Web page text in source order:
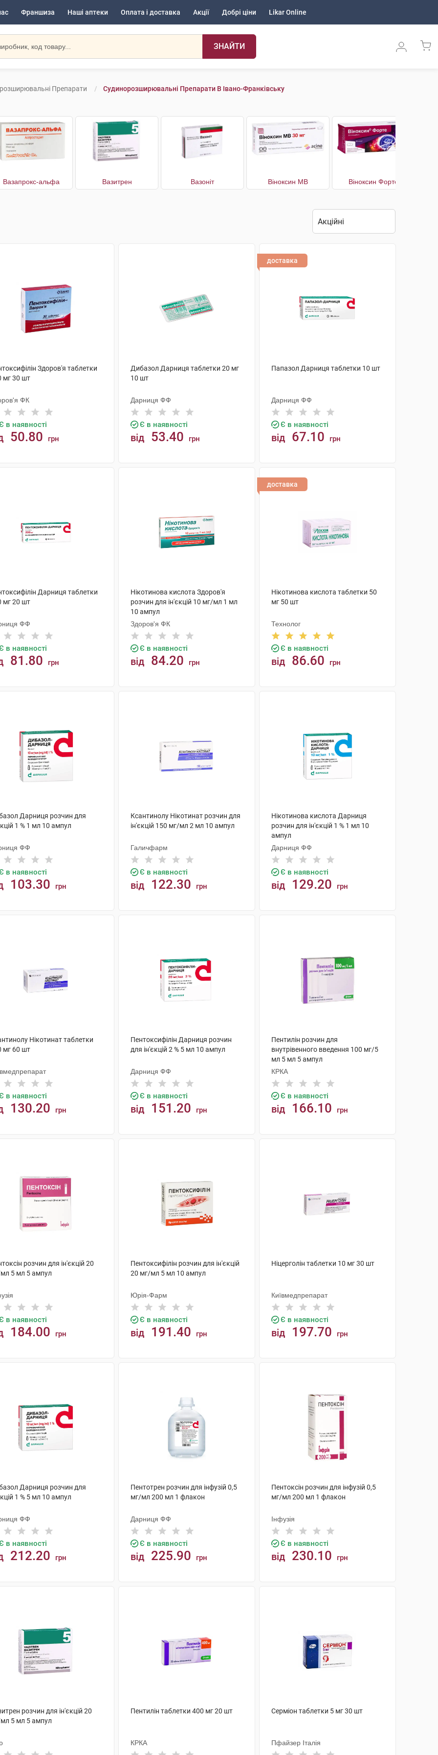
Франшиза Наші аптеки Оплата і доставка Акції Добрі ціни Likar Online
ЗНАЙТИ
Препарати Судинорозширювальні Препарати В Івано-Франківську
Вазапрокс-альфа Вазитрен Вазоніт Віноксин МВ Віноксин Форте
Здоров'я таблетки
мг 30 шт
ФК
в наявності
50.80 грн
Дибазол Дарниця таблетки 20 мг
10 шт
Дарниця ФФ
Є в наявності
від 53.40 грн
доставка
Папазол Дарниця таблетки 10 шт
Дарниця ФФ
Є в наявності
від 67.10 грн
Дарниця таблетки
мг 20 шт
ФФ
в наявності
81.80 грн
Нікотинова кислота Здоров'я
розчин для ін'єкцій 10 мг/мл 1 мл
10 ампул
Здоров'я ФК
Є в наявності
від 84.20 грн
доставка
Нікотинова кислота таблетки 50
мг 50 шт
Технолог
Є в наявності
від 86.60 грн
Дарниця розчин для
1 % 1 мл 10 ампул
ФФ
в наявності
103.30 грн
Ксантинолу Нікотинат розчин для
ін'єкцій 150 мг/мл 2 мл 10 ампул
Галичфарм
Є в наявності
від 122.30 грн
Нікотинова кислота Дарниця
розчин для ін'єкцій 1 % 1 мл 10
ампул
Дарниця ФФ
Є в наявності
від 129.20 грн
Нікотинат таблетки
мг 60 шт
в наявності
130.20 грн
Пентоксифілін Дарниця розчин
для ін'єкцій 2 % 5 мл 10 ампул
Дарниця ФФ
Є в наявності
від 151.20 грн
Пентилін розчин для
внутрівенного введення 100 мг/5
мл 5 мл 5 ампул
КРКА
Є в наявності
від 166.10 грн
розчин для ін'єкцій 20
5 мл 5 ампул
в наявності
184.00 грн
Пентоксифілін розчин для ін'єкцій
20 мг/мл 5 мл 10 ампул
Юрія-Фарм
Є в наявності
від 191.40 грн
Ніцерголін таблетки 10 мг 30 шт
Київмедпрепарат
Є в наявності
від 197.70 грн
Дарниця розчин для
1 % 5 мл 10 ампул
ФФ
в наявності
212.20 грн
Пентотрен розчин для інфузій 0,5
мг/мл 200 мл 1 флакон
Дарниця ФФ
Є в наявності
від 225.90 грн
Пентоксін розчин для інфузій 0,5
мг/мл 200 мл 1 флакон
Інфузія
Є в наявності
від 230.10 грн
розчин для ін'єкцій 20
5 мл 5 ампул
Пентилін таблетки 400 мг 20 шт
КРКА
Серміон таблетки 5 мг 30 шт
Пфайзер Італія